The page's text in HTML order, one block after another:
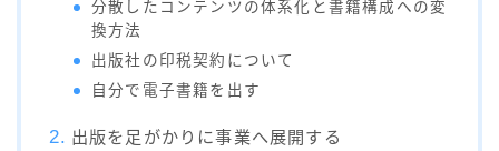
分散したコンテンツの体系化と書籍構成への変
換方法
出版社の印税契約について
自分で電子書籍を出す
出版を足がかりに事業へ展開する